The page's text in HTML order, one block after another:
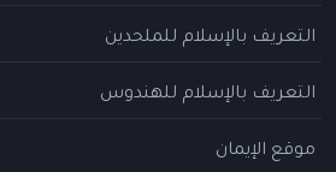
التعريف بالإسلام للملحدين
التعريف بالإسلام للهندوس
موقع الإيمان